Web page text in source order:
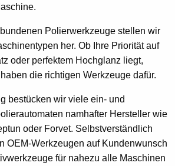
Polierwerkzeuge stellen wir
her. Ob Ihre Priorität auf
oder perfektem Hochglanz liegt,
die richtigen Werkzeuge dafür.
bestücken wir viele ein- und
namhafter Hersteller wie
oder Forvet. Selbstverständlich
OEM-Werkzeugen auf Kundenwunsch
für nahezu alle Maschinen